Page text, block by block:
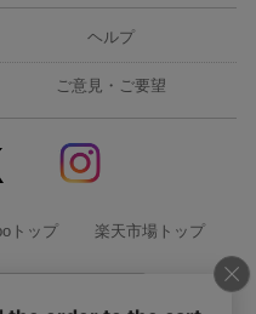
ヘルプ
ご意見・ご要望
トップ 楽天市場トップ
頭に戻る